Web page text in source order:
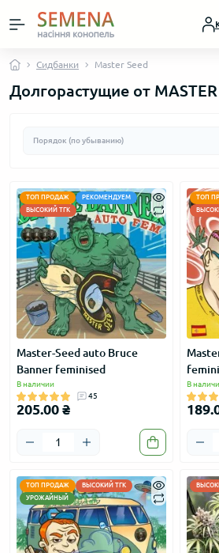
Сидбанки Master Seed
Долгорастущие от MASTER
ТОП ПРОДАЖ
РЕКОМЕНДУЕМ
ВЫСОКИЙ ТГК
Master-Seed auto Bruce
Banner feminised
В наличии
45
205.00 ₴
ТОП
В
ТОП ПРОДАЖ
ВЫСОКИЙ ТГК
УРОЖАЙНЫЙ